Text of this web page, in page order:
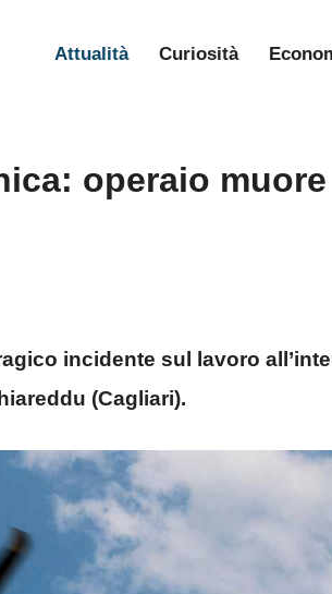
Attualità Curiosità
operaio
incidente sul lavoro
(Cagliari).